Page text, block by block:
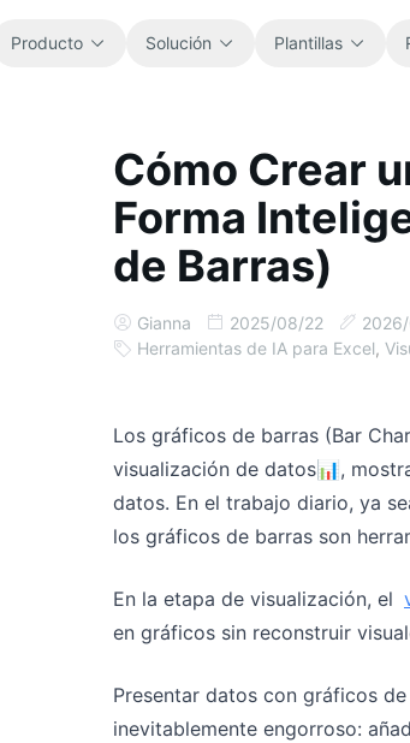
Producto Solución Plantillas
Todo
Explora todas las plantillas de
cálculo listas para usar.
Finanzas
Presupuestos, previsiones,
análisis financiero.
Sigue flujos de trabajo,
planificación y ejecución.
Ventas
seguimiento de ingresos.
Controla hitos, responsables,
y estado.
Blog
Novedades
ideas de flujo
Guías
Tutoriales
reales con
y referencias
Biblioteca
limpieza de
Participa,
otros
Cómo Crear
Forma
de Barras)
Gianna 2025/08/22
Herramientas de IA para Excel,
Los gráficos de barras (Bar
visualización de datos📊,
datos. En el trabajo diario, ya
los gráficos de barras son
En la etapa de visualización, el
en gráficos sin reconstruir
Presentar datos con gráficos
inevitablemente engorroso: